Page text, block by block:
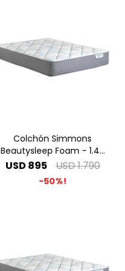
Colchón Simmons
Beautysleep Foam - 1.40
x 1.90 2 Plazas
USD 895 USD1.790
50